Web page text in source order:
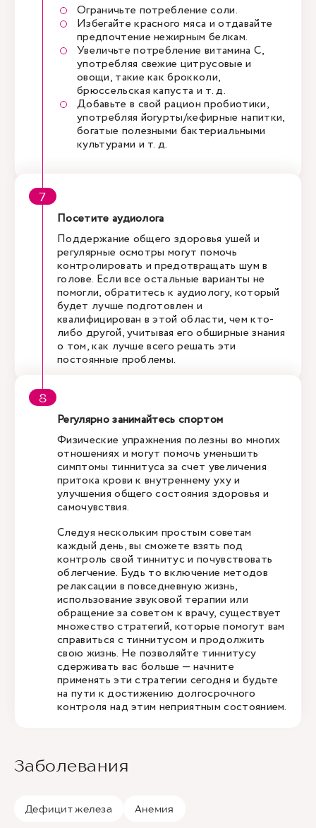
Ограничьте потребление соли.
Избегайте красного мяса и отдавайте
предпочтение нежирным белкам.
Увеличьте потребление витамина С,
употребляя свежие цитрусовые и
овощи, такие как брокколи,
брюссельская капуста и т. д.
Добавьте в свой рацион пробиотики,
употребляя йогурты/кефирные напитки,
богатые полезными бактериальными
культурами и т. д.
Посетите аудиолога
Поддержание общего здоровья ушей и
регулярные осмотры могут помочь
контролировать и предотвращать шум в
голове. Если все остальные варианты не
помогли, обратитесь к аудиологу, который
будет лучше подготовлен и
квалифицирован в этой области, чем кто-
либо другой, учитывая его обширные знания
о том, как лучше всего решать эти
постоянные проблемы.
Регулярно занимайтесь спортом
Физические упражнения полезны во многих
отношениях и могут помочь уменьшить
симптомы тиннитуса за счет увеличения
притока крови к внутреннему уху и
улучшения общего состояния здоровья и
самочувствия.
Следуя нескольким простым советам
каждый день, вы сможете взять под
контроль свой тиннитус и почувствовать
облегчение. Будь то включение методов
релаксации в повседневную жизнь,
использование звуковой терапии или
обращение за советом к врачу, существует
множество стратегий, которые помогут вам
справиться с тиннитусом и продолжить
свою жизнь. Не позволяйте тиннитусу
сдерживать вас больше — начните
применять эти стратегии сегодня и будьте
на пути к достижению долгосрочного
контроля над этим неприятным состоянием.
Заболевания
Дефицит железа Анемия